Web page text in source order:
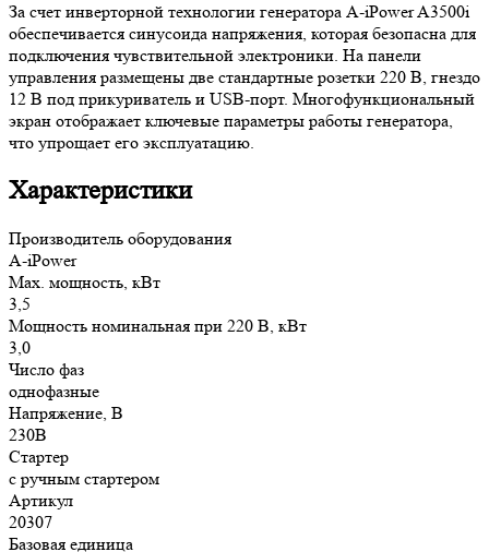
За счет инверторной технологии генератора A-iPower A3500i
обеспечивается синусоида напряжения, которая безопасна для
подключения чувствительной электроники. На панели
управления размещены две стандартные розетки 220 В, гнездо
12 В под прикуриватель и USB-порт. Многофункциональный
экран отображает ключевые параметры работы генератора,
что упрощает его эксплуатацию.
Характеристики
Производитель оборудования
A-iPower
Max. мощность, кВт
3,5
Мощность номинальная при 220 В, кВт
3,0
Число фаз
однофазные
Напряжение, В
230В
Стартер
с ручным стартером
Артикул
20307
Базовая единица